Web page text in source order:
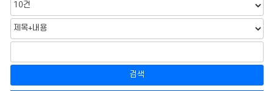
검색